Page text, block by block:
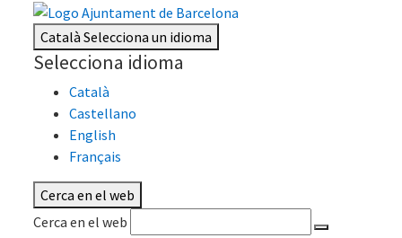
CatalàSelecciona un idioma
Selecciona idioma
Català
Castellano
English
Français
Cerca en el web
Cerca en el web